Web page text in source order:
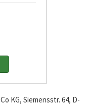
KG, Siemensstr. 64, D-